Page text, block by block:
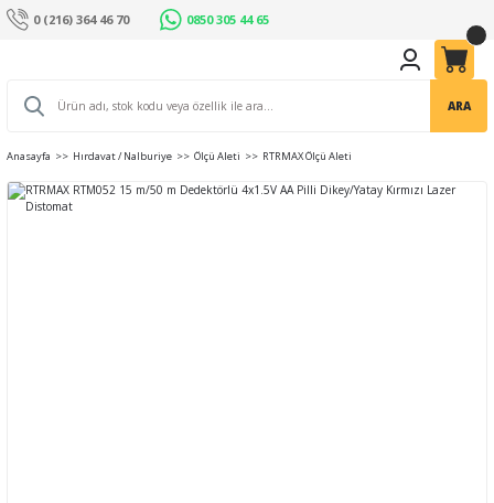
0 (216) 364 46 70 0850 305 44 65
ARA
Anasayfa Hırdavat / Nalburiye Ölçü Aleti RTRMAX Ölçü Aleti